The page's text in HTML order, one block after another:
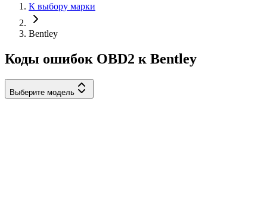
К выбору марки
Bentley
Коды ошибок OBD2 к Bentley
Выберите модель